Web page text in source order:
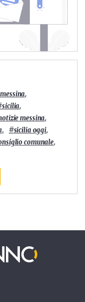
,
sicilia,
messina,
, #sicilia oggi,
comunale,